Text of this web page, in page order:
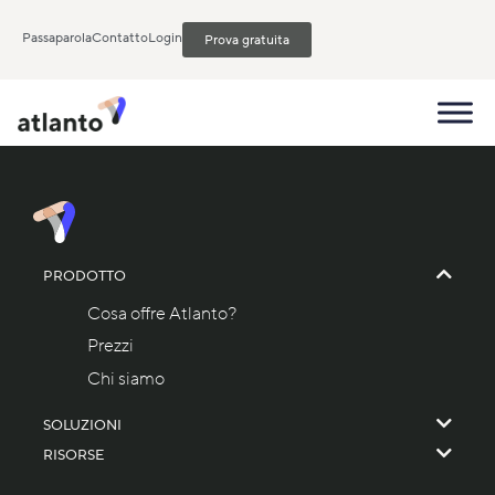
PassaparolaContattoLogin Prova gratuita
PRODOTTO
Cosa offre Atlanto?
Prezzi
Chi siamo
SOLUZIONI
RISORSE